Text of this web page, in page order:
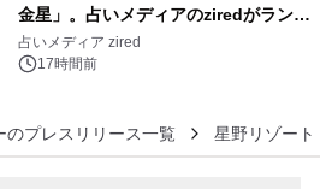
金星」。占いメディアのziredがランキ
ングを発表
占いメディア zired
17時間前
のプレスリリース一覧 星野リゾート